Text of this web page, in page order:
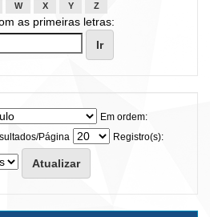
W X Y Z
as primeiras letras:
Em ordem:
Página
Registro(s):